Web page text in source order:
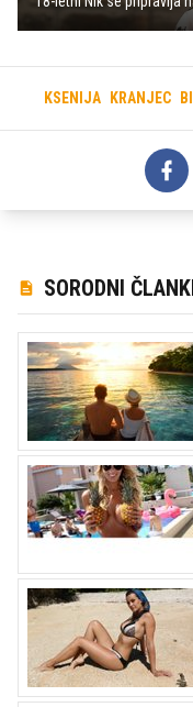
KSENIJA KRANJEC
SORODNI